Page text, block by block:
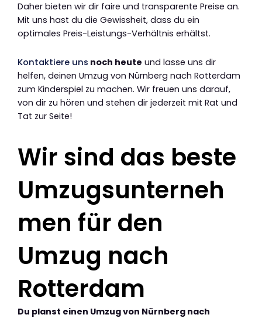
Daher bieten wir dir faire und transparente Preise an.
Mit uns hast du die Gewissheit, dass du ein
optimales Preis-Leistungs-Verhältnis erhältst.
Kontaktiere uns noch heute und lasse uns dir
helfen, deinen Umzug von Nürnberg nach Rotterdam
zum Kinderspiel zu machen. Wir freuen uns darauf,
von dir zu hören und stehen dir jederzeit mit Rat und
Tat zur Seite!
Wir sind das beste
Umzugsunterneh
men für den
Umzug nach
Rotterdam
Du planst einen Umzug von Nürnberg nach